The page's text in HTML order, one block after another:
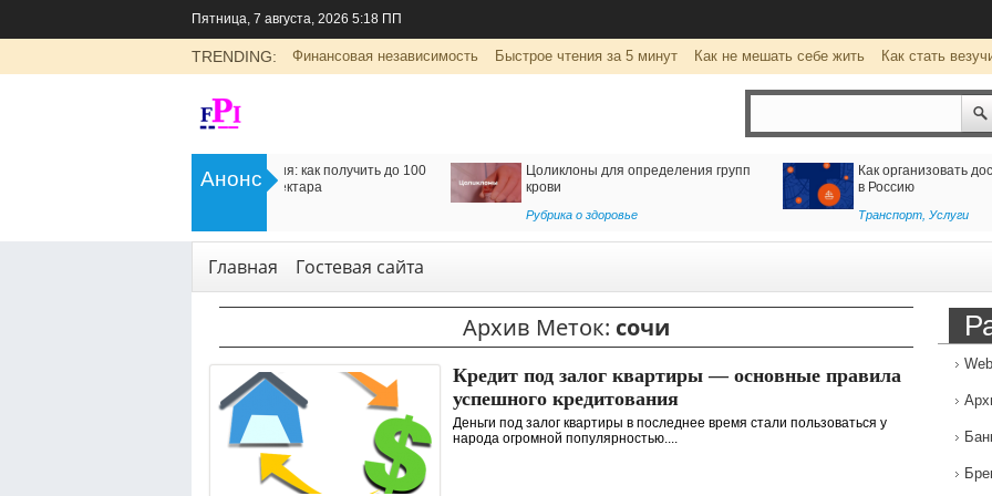
Пятница, 7 августа, 2026 5:18 ПП
TRENDING: Финансовая независимость Быстрое чтения за 5 минут Как не мешать себе жить Как стать
Анонс
Цоликлоны для определения групп
Как организовать доставку из Ирана
Клуб виртуальной реальности
wearevr.io: уникальные развлечения
для детей и взрослых
Главная Гостевая сайта
Архив Меток: сочи
Кредит под залог квартиры — основные правила
успешного кредитования
Деньги под залог квартиры в последнее время стали пользоваться у
народа огромной популярностью....